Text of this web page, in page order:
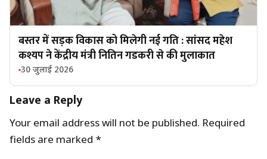
बस्तर में सड़क विकास को मिलेगी नई गति : सांसद महेश
कश्यप ने केंद्रीय मंत्री नितिन गडकरी से की मुलाकात
30 जुलाई 2026
Leave a Reply
Your email address will not be published. Required
fields are marked *